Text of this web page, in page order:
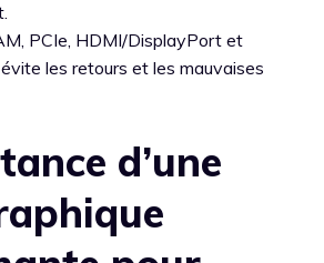
PCIe, HDMI/DisplayPort et
les retours et les mauvaises
d’une